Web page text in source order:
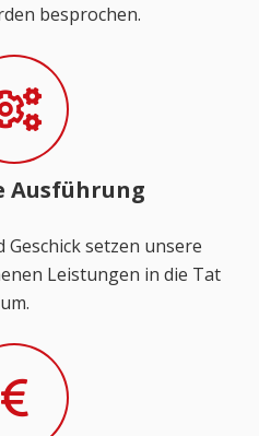
besprochen.
Ausführung
Geschick setzen unsere
Leistungen in die Tat
um.